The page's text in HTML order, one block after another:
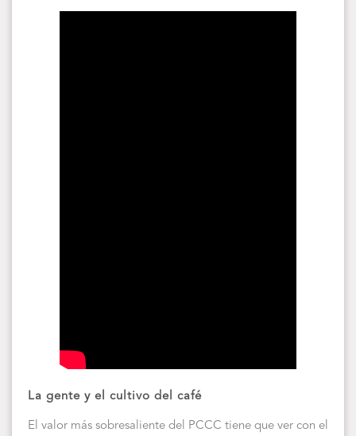
La gente y el cultivo del café
El valor más sobresaliente del PCCC tiene que ver con el